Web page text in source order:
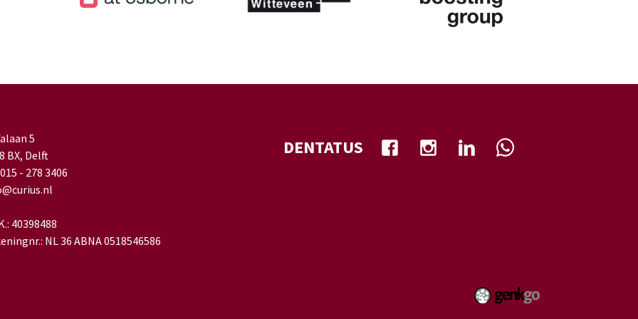
5
BX, Delft
- 278 3406
40398488
NL 36 ABNA 0518546586
DENTATUS